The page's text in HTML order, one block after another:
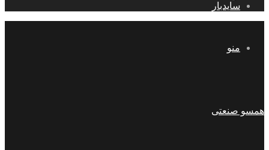
سایدبار
منو
همسو صنعتی